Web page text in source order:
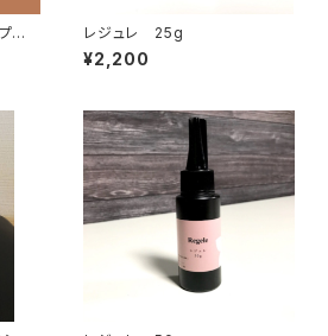
認
レジュレ 25g
¥2,200